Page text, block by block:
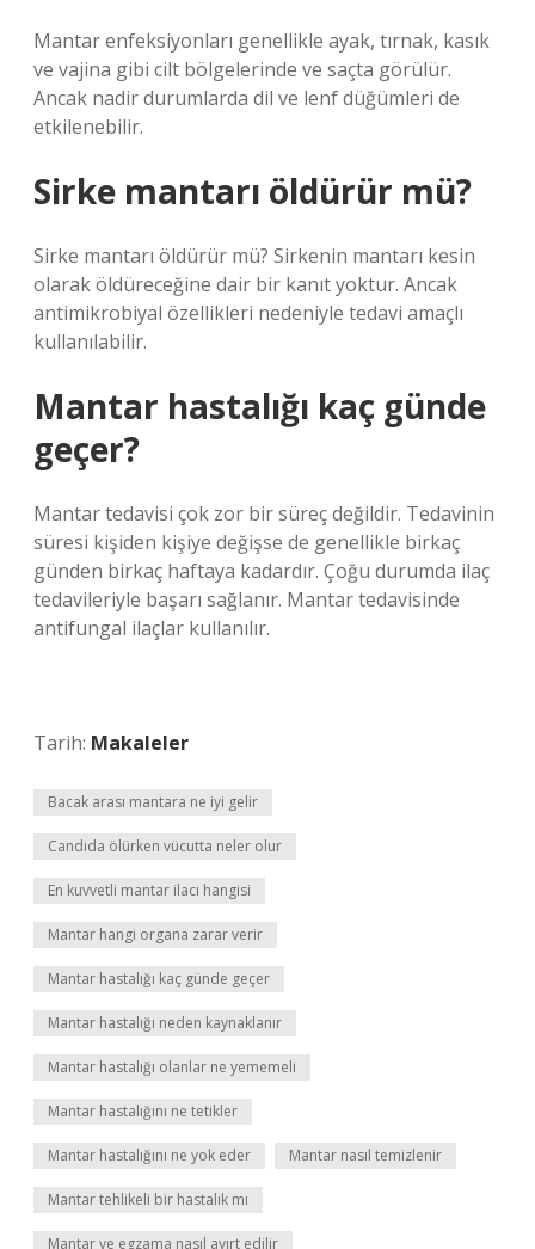
Mantar enfeksiyonları genellikle ayak, tırnak, kasık
ve vajina gibi cilt bölgelerinde ve saçta görülür.
Ancak nadir durumlarda dil ve lenf düğümleri de
etkilenebilir.
Sirke mantarı öldürür mü?
Sirke mantarı öldürür mü? Sirkenin mantarı kesin
olarak öldüreceğine dair bir kanıt yoktur. Ancak
antimikrobiyal özellikleri nedeniyle tedavi amaçlı
kullanılabilir.
Mantar hastalığı kaç günde
geçer?
Mantar tedavisi çok zor bir süreç değildir. Tedavinin
süresi kişiden kişiye değişse de genellikle birkaç
günden birkaç haftaya kadardır. Çoğu durumda ilaç
tedavileriyle başarı sağlanır. Mantar tedavisinde
antifungal ilaçlar kullanılır.
Tarih: Makaleler
Bacak arası mantara ne iyi gelir
Candida ölürken vücutta neler olur
En kuvvetli mantar ilacı hangisi
Mantar hangi organa zarar verir
Mantar hastalığı kaç günde geçer
Mantar hastalığı neden kaynaklanır
Mantar hastalığı olanlar ne yememeli
Mantar hastalığını ne tetikler
Mantar hastalığını ne yok eder Mantar nasıl temizlenir
Mantar tehlikeli bir hastalık mı
Mantar ve egzama nasıl ayırt edilir